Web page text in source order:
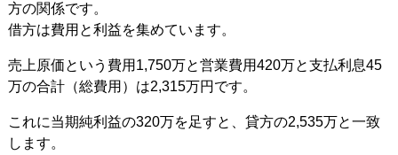
方の関係です。
借方は費用と利益を集めています。
売上原価という費用1,750万と営業費用420万と支払利息45
万の合計（総費用）は2,315万円です。
これに当期純利益の320万を足すと、貸方の2,535万と一致
します。